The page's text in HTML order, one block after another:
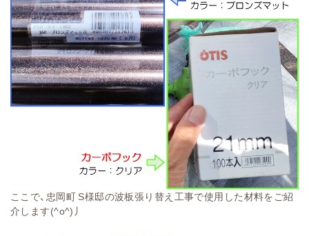
ここで、忠岡町 S様邸の波板張り替え工事で使用した材料をご紹
介します(^o^)丿